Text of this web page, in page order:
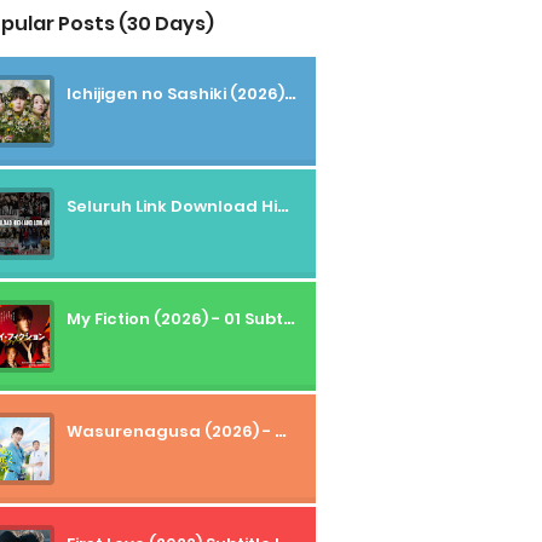
Posts (30 Days)
Ichijigen no Sashiki (2026) - 01 Subtitle Indonesia
Seluruh Link Download High And Low Subtitle Indonesia
My Fiction (2026) - 01 Subtitle Indonesia
Wasurenagusa (2026) - 01+02 Subtitle Indonesia